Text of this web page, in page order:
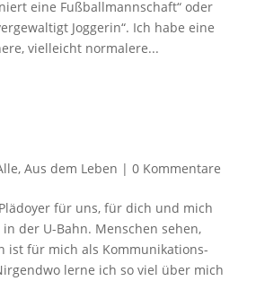
eine Fußballmannschaft“ oder
Joggerin“. Ich habe eine
vielleicht normalere...
, Aus dem Leben | 0 Kommentare
für uns, für dich und mich
der U-Bahn. Menschen sehen,
ist für mich als Kommunikations-
lerne ich so viel über mich